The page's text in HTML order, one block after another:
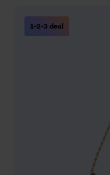
1-2-3 deal